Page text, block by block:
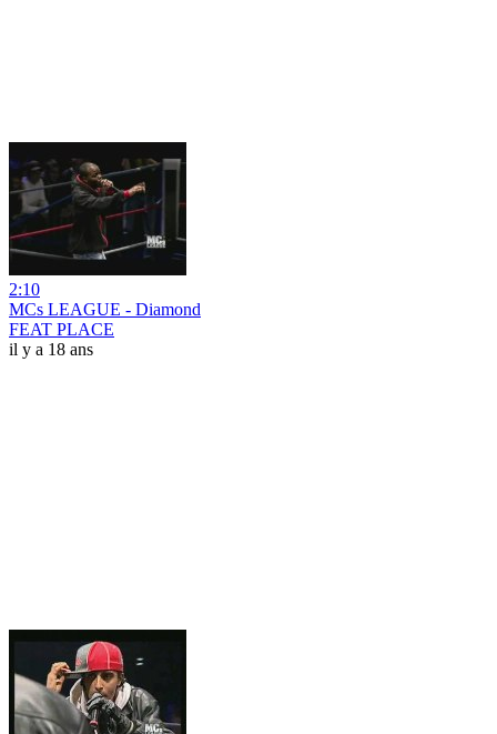
2:10
MCs LEAGUE - Diamond
FEAT PLACE
il y a 18 ans